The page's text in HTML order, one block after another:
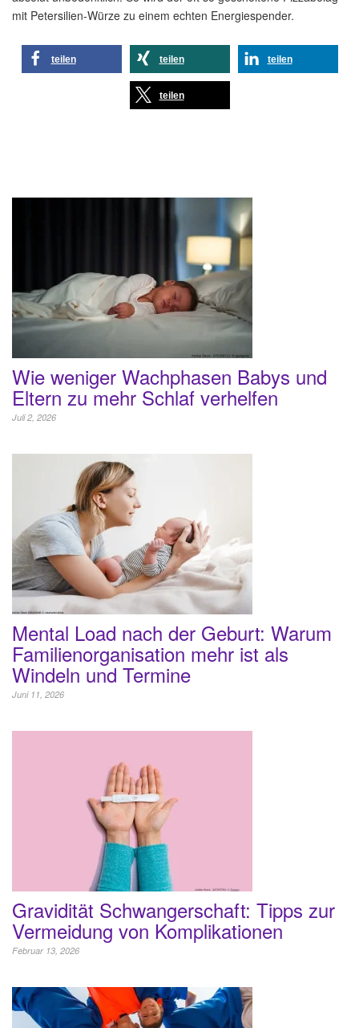
mit Petersilien-Würze zu einem echten Energiespender.
teilen teilen teilen
teilen
Wie weniger Wachphasen Babys und
Eltern zu mehr Schlaf verhelfen
Juli 2, 2026
Mental Load nach der Geburt: Warum
Familienorganisation mehr ist als
Windeln und Termine
Juni 11, 2026
Gravidität Schwangerschaft: Tipps zur
Vermeidung von Komplikationen
Februar 13, 2026